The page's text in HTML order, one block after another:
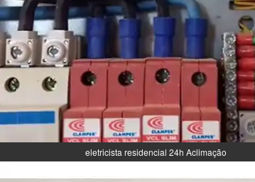
eletricista residencial 24h Aclimação